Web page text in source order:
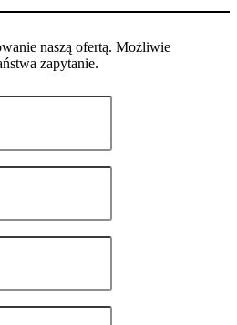
naszą ofertą. Możliwie
zapytanie.